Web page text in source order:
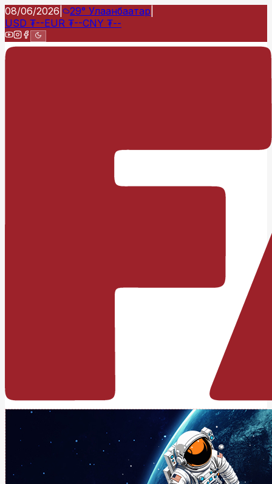
08/06/2026 29° Улаанбаатар
USD ₮--EUR ₮--CNY ₮--